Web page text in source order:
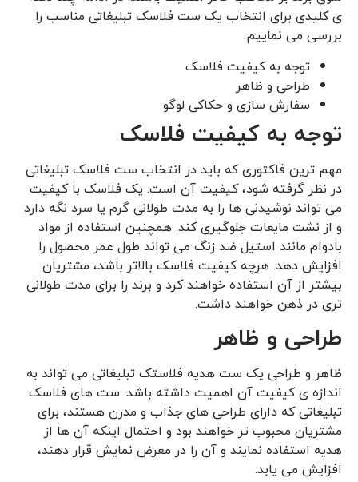
ی کلیدی برای انتخاب یک ست فلاسک تبلیغاتی مناسب را
بررسی می نماییم.
توجه به کیفیت فلاسک
طراحی و ظاهر
سفارش سازی و حکاکی لوگو
توجه به کیفیت فلاسک
مهم ‌ترین فاکتوری که باید در انتخاب ست فلاسک تبلیغاتی
در نظر گرفته شود، کیفیت آن است. یک فلاسک با کیفیت
می ‌تواند نوشیدنی ‌ها را به مدت طولانی گرم یا سرد نگه دارد
و از نشت مایعات جلوگیری کند. همچنین استفاده از مواد
بادوام مانند استیل ضد زنگ می ‌تواند طول عمر محصول را
افزایش دهد. هرچه کیفیت فلاسک بالاتر باشد، مشتریان
بیشتر از آن استفاده خواهند کرد و برند را برای مدت طولانی
‌تری در ذهن خواهند داشت.
طراحی و ظاهر
ظاهر و طراحی یک ست هدیه فلاستک تبلیغاتی می ‌تواند به
اندازه ی کیفیت آن اهمیت داشته باشد. ست ‌های فلاسک
تبلیغاتی که دارای طراحی‌ های جذاب و مدرن هستند، برای
مشتریان محبوب تر خواهند بود و احتمال اینکه آن ‌ها از
هدیه استفاده نمایند و آن را در معرض نمایش قرار دهند،
افزایش می ‌یابد.